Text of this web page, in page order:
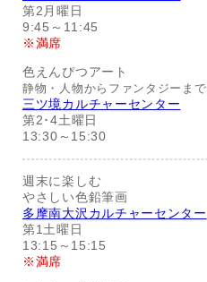
第2月曜日
9:45～11:45
※満席
色えんぴつアート
静物・人物からファンタジーまで
三ツ境カルチャーセンター
第2･4土曜日
13:30～15:30
週末に楽しむ
やさしい色鉛筆画
多摩南大沢カルチャーセンター
第1土曜日
13:15～15:15
※満席